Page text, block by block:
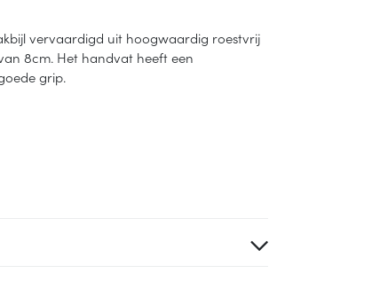
vervaardigd uit hoogwaardig roestvrij
8cm. Het handvat heeft een
grip.